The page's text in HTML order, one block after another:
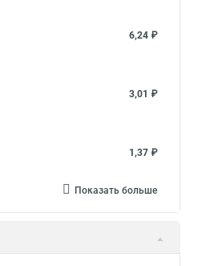
6,24 ₽
3,01 ₽
1,37 ₽
Показать больше